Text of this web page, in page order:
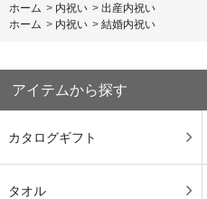
ホーム > 内祝い > 出産内祝い
ホーム > 内祝い > 結婚内祝い
アイテムから探す
カタログギフト
タオル